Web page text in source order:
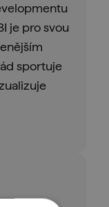
je pro svou
sportuje